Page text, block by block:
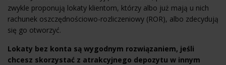
zwykle proponują lokaty klientom, którzy albo już mają u nich
rachunek oszczędnościowo-rozliczeniowy (ROR), albo zdecydują
się go otworzyć.
Lokaty bez konta są wygodnym rozwiązaniem, jeśli
chcesz skorzystać z atrakcyjnego depozytu w innym